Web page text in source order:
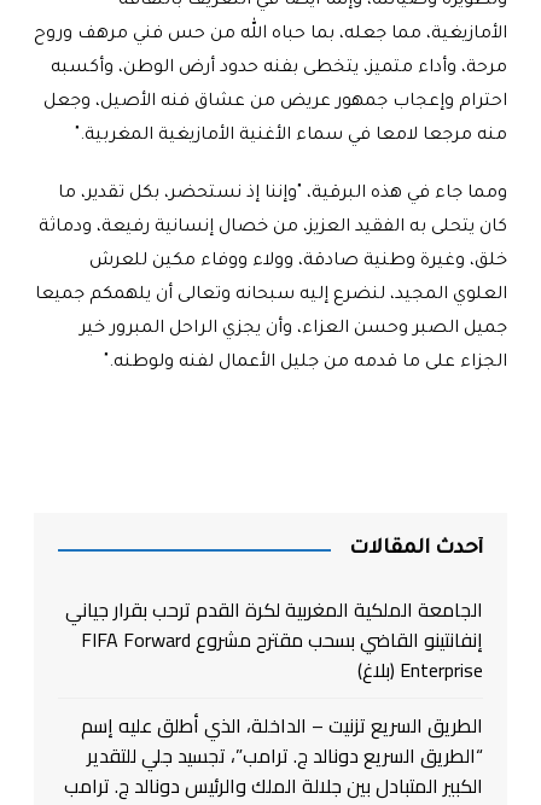
الأمازيغية، مما جعله، بما حباه الله من حس فني مرهف وروح
مرحة، وأداء متميز، يتخطى بفنه حدود أرض الوطن، وأكسبه
احترام وإعجاب جمهور عريض من عشاق فنه الأصيل، وجعل
منه مرجعا لامعا في سماء الأغنية الأمازيغية المغربية".
ومما جاء في هذه البرقية، "وإننا إذ نستحضر، بكل تقدير، ما
كان يتحلى به الفقيد العزيز، من خصال إنسانية رفيعة، ودماثة
خلق، وغيرة وطنية صادقة، وولاء ووفاء مكين للعرش
العلوي المجيد، لنضرع إليه سبحانه وتعالى أن يلهمكم جميعا
جميل الصبر وحسن العزاء، وأن يجزي الراحل المبرور خير
الجزاء على ما قدمه من جليل الأعمال لفنه ولوطنه".
أحدث المقالات
الجامعة الملكية المغربية لكرة القدم ترحب بقرار جياني
إنفانتينو القاضي بسحب مقترح مشروع FIFA Forward
Enterprise (بلاغ)
الطريق السريع تزنيت – الداخلة، الذي أطلق عليه إسم
“الطريق السريع دونالد ج. ترامب”، تجسيد جلي للتقدير
الكبير المتبادل بين جلالة الملك والرئيس دونالد ج. ترامب